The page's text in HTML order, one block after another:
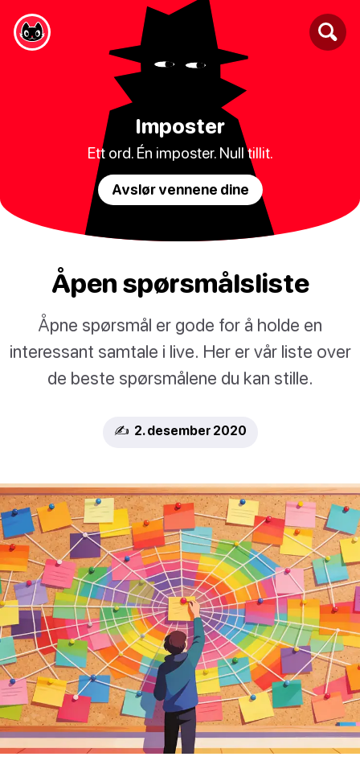
Imposter
Ett ord. Én imposter. Null tillit.
Avslør vennene dine
Åpen spørsmålsliste
Åpne spørsmål er gode for å holde en
interessant samtale i live. Her er vår liste over
de beste spørsmålene du kan stille.
✍️ 2. desember 2020